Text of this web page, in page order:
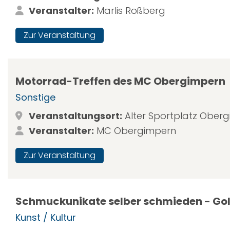
Veranstalter: Marlis Roßberg
Zur Veranstaltung
Motorrad-Treffen des MC Obergimpern
Sonstige
Veranstaltungsort: Alter Sportplatz
Veranstalter: MC Obergimpern
Zur Veranstaltung
Schmuckunikate selber schmieden -
Kunst / Kultur